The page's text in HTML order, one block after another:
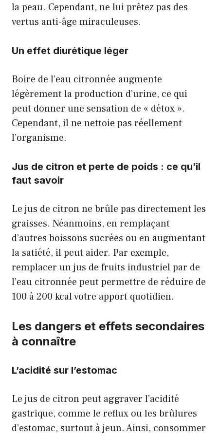
la peau. Cependant, ne lui prêtez pas des
vertus anti-âge miraculeuses.
Un effet diurétique léger
Boire de l’eau citronnée augmente
légèrement la production d’urine, ce qui
peut donner une sensation de « détox ».
Cependant, il ne nettoie pas réellement
l’organisme.
Jus de citron et perte de poids : ce qu’il
faut savoir
Le jus de citron ne brûle pas directement les
graisses. Néanmoins, en remplaçant
d’autres boissons sucrées ou en augmentant
la satiété, il peut aider. Par exemple,
remplacer un jus de fruits industriel par de
l’eau citronnée peut permettre de réduire de
100 à 200 kcal votre apport quotidien.
Les dangers et effets secondaires
à connaître
L’acidité sur l’estomac
Le jus de citron peut aggraver l’acidité
gastrique, comme le reflux ou les brûlures
d’estomac, surtout à jeun. Ainsi, consommer